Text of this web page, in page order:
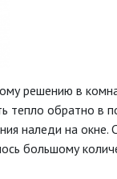
решению в
тепло обратно в
наледи на
большому